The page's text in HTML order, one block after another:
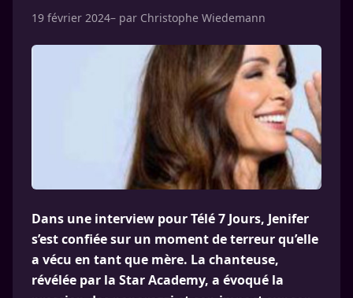
19 février 2024– par Christophe Wiedemann
Dans une interview pour Télé 7 Jours, Jenifer
s’est confiée sur un moment de terreur qu’elle
a vécu en tant que mère. La chanteuse,
révélée par la Star Academy, a évoqué la